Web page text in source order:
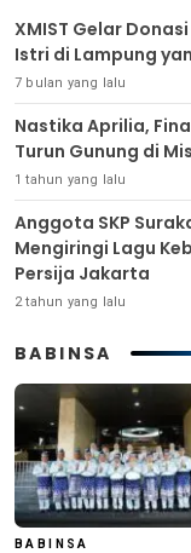
XMIST Gelar
Istri di Lampung
7 bulan yang lalu
Nastika Aprilia,
Turun Gunung di
1 tahun yang lalu
Anggota SKP
Mengiringi Lagu
Persija Jakarta
2 tahun yang lalu
BABINSA
BABINSA